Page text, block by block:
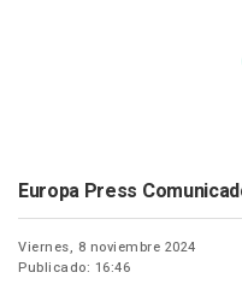
Europa Press
Viernes, 8 noviembre 2024
Publicado: 16:46